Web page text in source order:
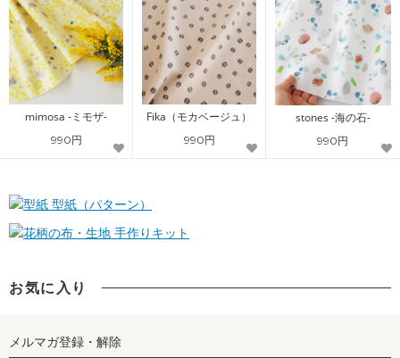
mimosa -ミモザ-
990円
Fika（モカベージュ）
990円
stones -海の石-
990円
型紙（パターン）
手作りキット
お気に入り
メルマガ登録・解除